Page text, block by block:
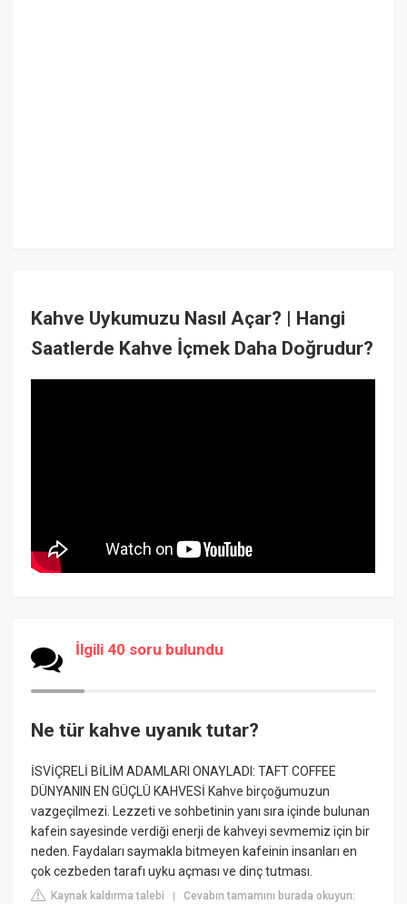
Kahve Uykumuzu Nasıl Açar? | Hangi
Saatlerde Kahve İçmek Daha Doğrudur?
İlgili 40 soru bulundu
Ne tür kahve uyanık tutar?
İSVİÇRELİ BİLİM ADAMLARI ONAYLADI: TAFT COFFEE
DÜNYANIN EN GÜÇLÜ KAHVESİ Kahve birçoğumuzun
vazgeçilmezi. Lezzeti ve sohbetinin yanı sıra içinde bulunan
kafein sayesinde verdiği enerji de kahveyi sevmemiz için bir
neden. Faydaları saymakla bitmeyen kafeinin insanları en
çok cezbeden tarafı uyku açması ve dinç tutması.
Kaynak kaldırma talebi |Cevabın tamamını burada okuyun: